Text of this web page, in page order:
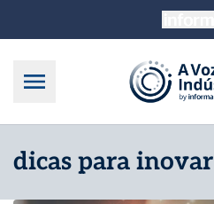
dicas para inovar